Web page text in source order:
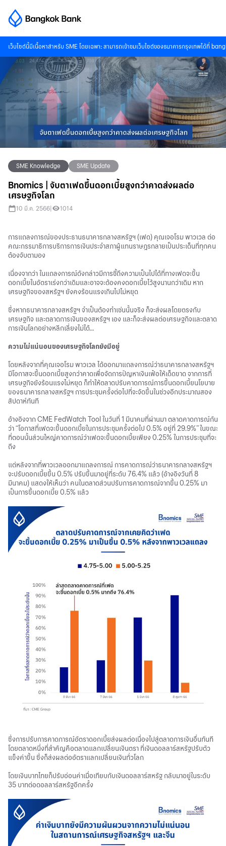
เว็บไซต์นี้มีเนื้อหาสำหรับ SME โดยเฉพาะ สามารถเข้าชมเว็บไซต์ของธนาคารกรุงเทพได้ที่
SME Knowledge SME Update
Bnomics | จับตาเฟดขึ้นดอกเบี้ยสูงกว่าคาดส่งผลต่อ
เศรษฐกิจโลก
10 มี.ค. 2566 1014
การแถลงการณ์ของประธานธนาคารกลางสหรัฐฯ (เฟด) คุณเจอโรม พาวเวล ต่อ
คณะกรรมาธิการบริการการเงินประจำสภาผู้แทนราษฎรกลายเป็นประเด็นที่ทุกคน
ต้องจับตามอง
เนื่องจากว่า ในแถลงการณ์ดังกล่าวมีการชี้ถึงความเป็นไปได้ที่ทางเฟดจะขึ้น
ดอกเบี้ยในอัตราเร่งกว่าเดิมและอาจจะต้องคงดอกเบี้ยไว้สูงนานกว่าเดิม หาก
เศรษฐกิจของสหรัฐฯ ยังคงร้อนแรงเกินไปไม่หยุด
ซึ่งหากธนาคารกลางสหรัฐฯ จำเป็นต้องทำเช่นนั้นจริง ก็จะส่งผลโดยตรงกับ
เศรษฐกิจ และตลาดการเงินของสหรัฐฯ เอง และก็จะส่งผลต่อเศรษฐกิจและตลาด
การเงินโลกอย่างหลีกเลี่ยงไม่ได้…
ความไม่แน่นอนของเศรษฐกิจโลกยังมีอยู่
โดยหลังจากที่คุณเจอโรม พาวเวล ได้ออกมาแถลงการณ์ว่าธนาคารกลางสหรัฐฯ
มีโอกาสจะขึ้นดอกเบี้ยสูงกว่าคาดเพื่อจัดการปัญหาเงินเฟ้อให้เด็ดขาด จากการที่
เศรษฐกิจยังร้อนแรงไม่หยุด ก็ทำให้ตลาดปรับคาดการณ์การขึ้นดอกเบี้ยนโยบาย
ของธนาคารกลางสหรัฐฯ การประชุมครั้งต่อไปที่จะจัดขึ้นในช่วงอีกประมาณสอง
สัปดาห์ทันที
อ้างอิงจาก CME FedWatch Tool ในวันที่ 1 มีนาคมที่ผ่านมา ตลาดคาดการณ์กัน
ว่า “โอกาสที่เฟดจะขึ้นดอกเบี้ยในการประชุมครั้งต่อไป 0.5% อยู่ที่ 29.9%” ในขณะ
ที่ตอนนั้นส่วนใหญ่คาดการณ์ว่าเฟดจะขึ้นดอกเบี้ยเพียง 0.25% ในการประชุมที่จะ
ถึง
แต่หลังจากที่พาวเวลออกมาแถลงการณ์ การคาดการณ์ว่าธนาคารกลางสหรัฐฯ
จะปรับดอกเบี้ยขึ้น 0.5% ปรับขึ้นมาอยู่ที่ระดับ 76.4% แล้ว (อ้างอิงวันที่ 8
มีนาคม) แสดงให้เห็นว่า คนในตลาดส่วนปรับการคาดการณ์จากขึ้น 0.25% มา
เป็นการขึ้นดอกเบี้ย 0.5% แล้ว
ซึ่งการปรับการคาดการณ์อัตราดอกเบี้ยส่งผลต่อเนื่องไปสู่ตลาดการเงินอื่นทันที
โดยตลาดหนึ่งที่สำคัญคือตลาดแลกเปลี่ยนเงินตรา ที่เงินดอลลาร์สหรัฐปรับตัว
แข็งค่าขึ้น ซึ่งก็ส่งผลต่ออัตราแลกเปลี่ยนเงินทั่วโลก
โดยเงินบาทไทยก็ปรับอ่อนค่าเมื่อเทียบกับเงินดอลลาร์สหรัฐ กลับมาอยู่ในระดับ
35 บาทต่อดอลลาร์สหรัฐอีกครั้ง